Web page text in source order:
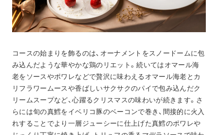
コースの始まりを飾るのは、オーナメントをスノードームに包
み込んだような華やかな鶏のリエット。続いてはオマール海
老をソースやポワレなどで贅沢に味わえるオマール海老とカ
リフラワームースや香ばしいサクサクのパイで包み込んだク
リームスープなど、心躍るクリスマスの味わいが続きます。さ
らには旬の真鱈をイベリコ豚のベーコンで巻き、間接的に火入
れすることでより一層ジューシーに仕上げた真鱈のポワレや